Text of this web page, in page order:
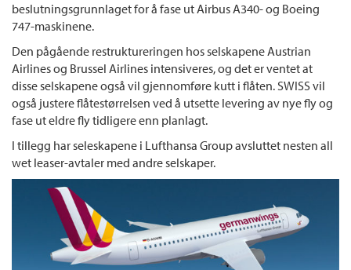
beslutningsgrunnlaget for å fase ut Airbus A340- og Boeing
747-maskinene.
Den pågående restruktureringen hos selskapene Austrian
Airlines og Brussel Airlines intensiveres, og det er ventet at
disse selskapene også vil gjennomføre kutt i flåten. SWISS vil
også justere flåtestørrelsen ved å utsette levering av nye fly og
fase ut eldre fly tidligere enn planlagt.
I tillegg har seleskapene i Lufthansa Group avsluttet nesten all
wet leaser-avtaler med andre selskaper.